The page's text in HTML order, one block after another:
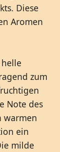
Diese
Aromen
zum
Note des
warmen
ein
milde